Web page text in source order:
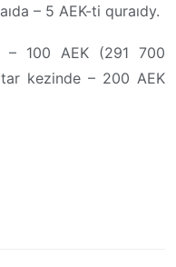
– 5 AEK-ti quraıdy.
– 100 AEK (291 700
kezinde – 200 AEK